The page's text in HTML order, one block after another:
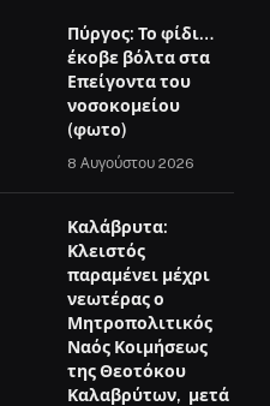
Πύργος: Το φίδι…
έκοβε βόλτα στα
Επείγοντα του
νοσοκομείου
(φωτο)
8 Αυγούστου 2026
Καλάβρυτα:
Κλειστός
παραμένει μέχρι
νεωτέρας ο
Μητροπολιτικός
Ναός Κοιμήσεως
της Θεοτόκου
Καλαβρύτων, μετά